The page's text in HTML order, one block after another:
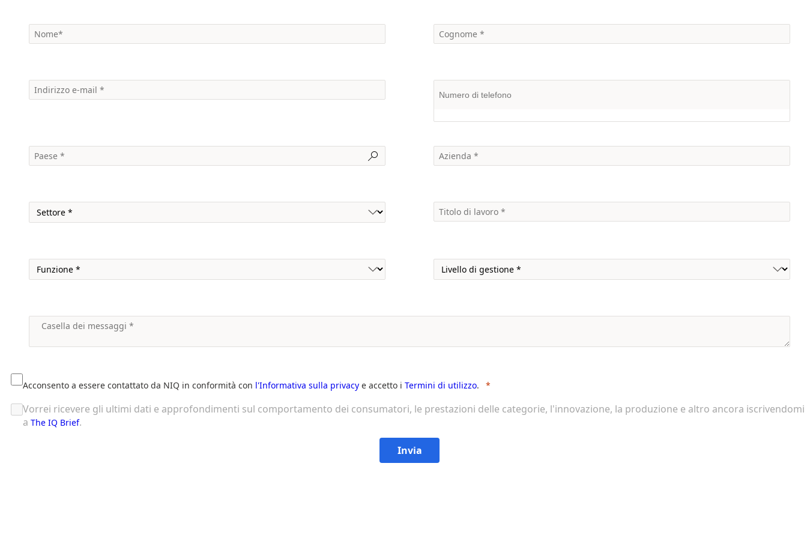
Acconsento a essere contattato da NIQ in conformità con l'Informativa sulla privacy e accetto i Termini di utilizzo.
Vorrei ricevere gli ultimi dati e approfondimenti sul comportamento dei consumatori, le prestazioni delle categorie, l'innovazione, la produzione e altro ancora iscrivendomi
a The IQ Brief.
Invia